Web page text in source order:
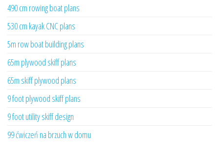
490 cm rowing boat plans
530 cm kayak CNC plans
5m row boat building plans
65m plywood skiff plans
65m skiff plywood plans
9 foot plywood skiff plans
9 foot utility skiff design
99 ćwiczeń na brzuch w domu